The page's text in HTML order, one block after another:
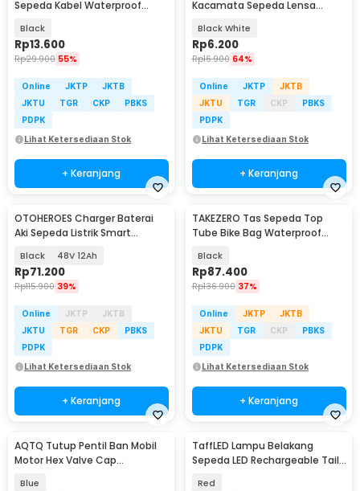
Sepeda Kabel Waterproof
Black
Rp13.600
Rp29.900 55%
Online JKTP
JKTB
JKTU
TGR CKP
PBKS
PDPK
Lihat Ketersediaan Stok
+ Keranjang
Kacamata Sepeda Lensa
- 3015
Black White
Rp6.200
Rp16.900 64%
Online JKTP
JKTB
JKTU
TGR CKP
PBKS
PDPK
Lihat Ketersediaan Stok
+ Keranjang
OTOHEROES Charger Baterai
Aki Sepeda Listrik Smart
YF2025/YF2026
Black 48V 12Ah
Rp71.200
Rp115.900 39%
Online JKTP
JKTB
JKTU
TGR CKP
PBKS
PDPK
Lihat Ketersediaan Stok
+ Keranjang
TAKEZERO Tas Sepeda Top
Tube Bike Bag Waterproof
Black
Rp87.400
Rp136.900 37%
Online JKTP
JKTB
JKTU
TGR CKP
PBKS
PDPK
Lihat Ketersediaan Stok
+ Keranjang
AQTQ Tutup Pentil Ban Mobil
Motor Hex Valve Cap
Blue
TaffLED Lampu Belakang
Sepeda LED Rechargeable Tail
Red